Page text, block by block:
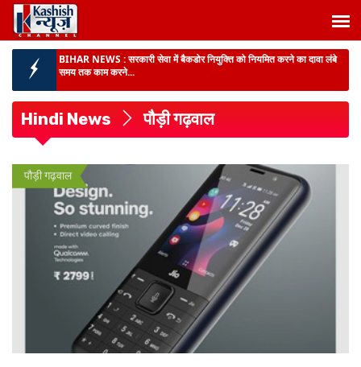
BIHAR NEWS :सरकारी सेवा में बैकडोर नियुक्ति को नियमित करने का दावा लंबे
समय तक काम करने...
जनसंवाद करेंगे प्रशांत...
BIG NEWS :दीपक प्रकाश बने बिहार विधान परिषद के मनोनीत सदस्य, मंत्री पद
BIHAR NEWS :
डेहरी ईओ हत्याकांड में मुख्यमंत्री सम्राट चौधरी से मिलीं पत्नी,
स्पीडी ट्रा...
लातेहार के अति सुदूरवर्ती गांव चेटर पहुंची पुलिस :ग्रामीणों के साथ लगाया जन- चौपाल,
स्थानीय समस्या सुन निपटारा का दिये आश्वास...
भागलपुर :
नवगछिया पुलिस ने किया मिनी गन फैक्ट्री का भंडाफोड़,4 हथियार तस्कर
गिरफ्तार...
Hindi News पौड़ी गढ़वाल
पौड़ी गढ़वाल